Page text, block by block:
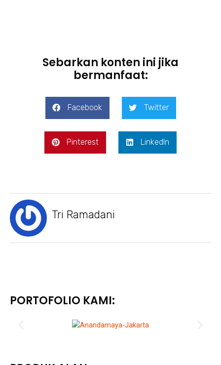
Sebarkan konten ini jika
bermanfaat:
Facebook Twitter
Pinterest LinkedIn
Tri Ramadani
PORTOFOLIO KAMI: